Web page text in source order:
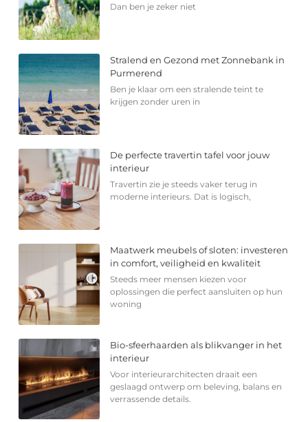
Dan ben je zeker niet
Stralend en Gezond met Zonnebank in
Purmerend
Ben je klaar om een stralende teint te
krijgen zonder uren in
De perfecte travertin tafel voor jouw
interieur
Travertin zie je steeds vaker terug in
moderne interieurs. Dat is logisch,
Maatwerk meubels of sloten: investeren
in comfort, veiligheid en kwaliteit
Steeds meer mensen kiezen voor
oplossingen die perfect aansluiten op hun
woning
Bio-sfeerhaarden als blikvanger in het
interieur
Voor interieurarchitecten draait een
geslaagd ontwerp om beleving, balans en
verrassende details.